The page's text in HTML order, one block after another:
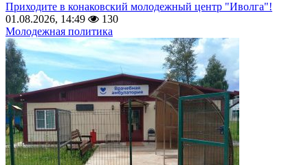
Приходите в конаковский молодежный центр "Иволга"!
01.08.2026, 14:49
130
Молодежная политика